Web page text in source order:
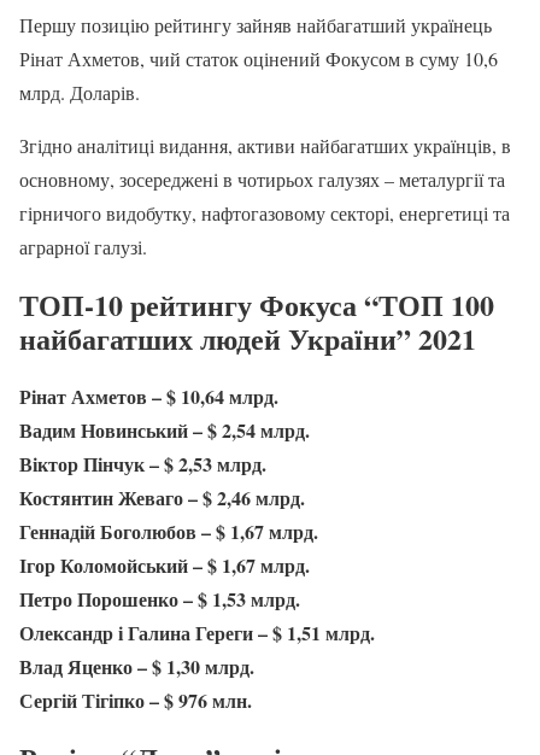
Першу позицію рейтингу зайняв найбагатший українець
Рінат Ахметов, чий статок оцінений Фокусом в суму 10,6
млрд. Доларів.
Згідно аналітиці видання, активи найбагатших українців, в
основному, зосереджені в чотирьох галузях – металургії та
гірничого видобутку, нафтогазовому секторі, енергетиці та
аграрної галузі.
ТОП-10 рейтингу Фокуса “ТОП 100
найбагатших людей України” 2021
Рінат Ахметов – $ 10,64 млрд.
Вадим Новинський – $ 2,54 млрд.
Віктор Пінчук – $ 2,53 млрд.
Костянтин Жеваго – $ 2,46 млрд.
Геннадій Боголюбов – $ 1,67 млрд.
Ігор Коломойський – $ 1,67 млрд.
Петро Порошенко – $ 1,53 млрд.
Олександр і Галина Гереги – $ 1,51 млрд.
Влад Яценко – $ 1,30 млрд.
Сергій Тігіпко – $ 976 млн.